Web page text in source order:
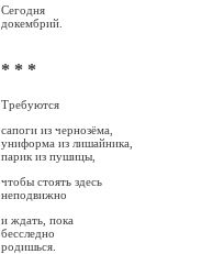
Сегодня
докембрий.
* * *
Требуются
сапоги из чернозёма,
униформа из лишайника,
парик из пушицы,
чтобы стоять здесь
неподвижно
и ждать, пока
бесследно
родишься.